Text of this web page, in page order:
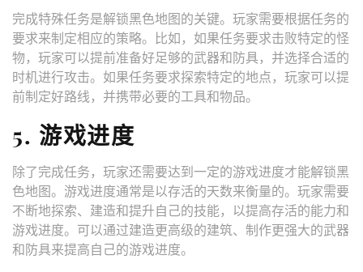
完成特殊任务是解锁黑色地图的关键。玩家需要根据任务的
要求来制定相应的策略。比如，如果任务要求击败特定的怪
物，玩家可以提前准备好足够的武器和防具，并选择合适的
时机进行攻击。如果任务要求探索特定的地点，玩家可以提
前制定好路线，并携带必要的工具和物品。
5. 游戏进度
除了完成任务，玩家还需要达到一定的游戏进度才能解锁黑
色地图。游戏进度通常是以存活的天数来衡量的。玩家需要
不断地探索、建造和提升自己的技能，以提高存活的能力和
游戏进度。可以通过建造更高级的建筑、制作更强大的武器
和防具来提高自己的游戏进度。